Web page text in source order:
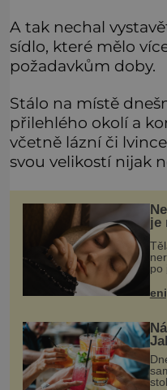
A tak nechal
sídlo, které mělo
požadavkům doby.
Stálo na místě
přilehlého okolí a
včetně lázní či
svou velikostí nijak
je
po